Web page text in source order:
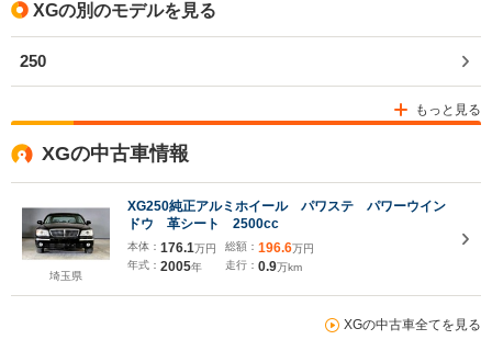
XGの別のモデルを見る
250
もっと見る
XGの中古車情報
埼玉県
XG250純正アルミホイール パワステ パワーウイン
ドウ 革シート 2500cc
本体： 176.1万円
年式： 2005年
総額： 196.6万円
走行： 0.9万km
XGの中古車全てを見る